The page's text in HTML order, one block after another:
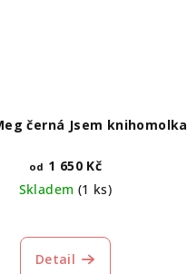
černá Jsem knihomolka
od 1 650 Kč
Skladem (1 ks)
Detail